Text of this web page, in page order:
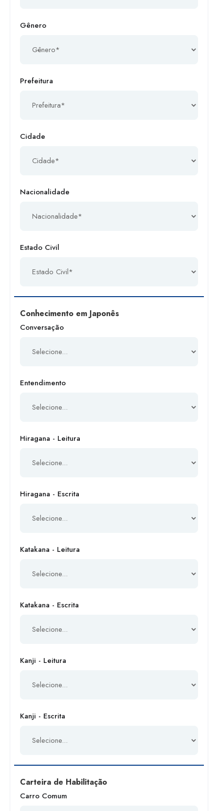
Gênero
Prefeitura
Cidade
Nacionalidade
Estado Civil
Conhecimento em Japonês
Conversação
Entendimento
Hiragana - Leitura
Hiragana - Escrita
Katakana - Leitura
Katakana - Escrita
Kanji - Leitura
Kanji - Escrita
Carteira de Habilitação
Carro Comum